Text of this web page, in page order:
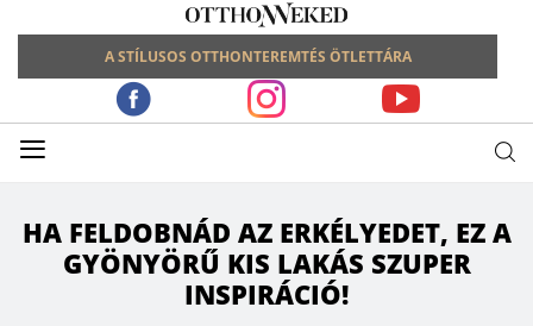
A STÍLUSOS OTTHONTEREMTÉS ÖTLETTÁRA
≡
HA FELDOBNÁD AZ ERKÉLYEDET, EZ A
GYÖNYÖRŰ KIS LAKÁS SZUPER
INSPIRÁCIÓ!